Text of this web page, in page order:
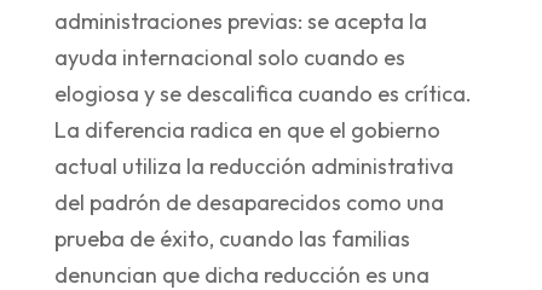
administraciones previas: se acepta la
ayuda internacional solo cuando es
elogiosa y se descalifica cuando es crítica.
La diferencia radica en que el gobierno
actual utiliza la reducción administrativa
del padrón de desaparecidos como una
prueba de éxito, cuando las familias
denuncian que dicha reducción es una